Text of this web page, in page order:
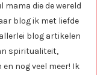
mama die de wereld
blog ik met liefde
blog artikelen
spiritualiteit,
nog veel meer! Ik